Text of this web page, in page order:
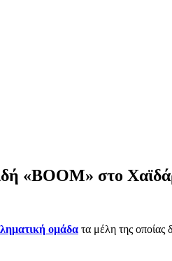
«BOOM» στο
ομάδα τα μέλη της οποίας